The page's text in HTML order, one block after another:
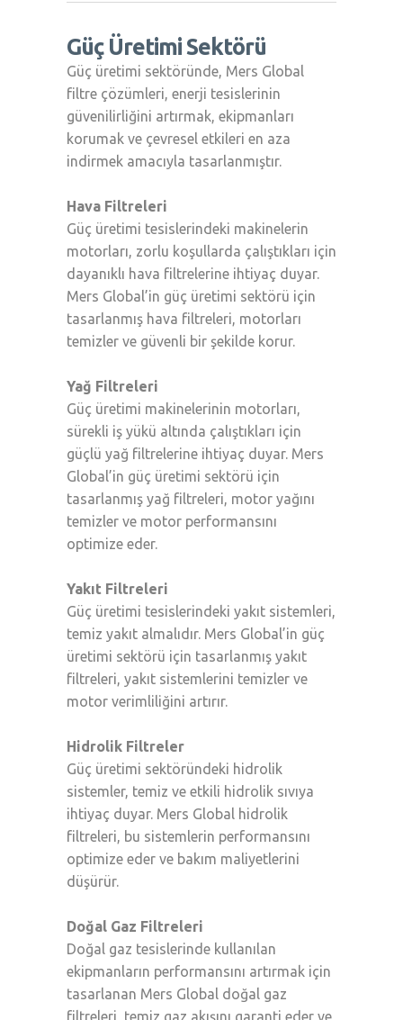
Güç Üretimi Sektörü
Güç üretimi sektöründe, Mers Global
filtre çözümleri, enerji tesislerinin
güvenilirliğini artırmak, ekipmanları
korumak ve çevresel etkileri en aza
indirmek amacıyla tasarlanmıştır.
Hava Filtreleri
Güç üretimi tesislerindeki makinelerin
motorları, zorlu koşullarda çalıştıkları için
dayanıklı hava filtrelerine ihtiyaç duyar.
Mers Global’in güç üretimi sektörü için
tasarlanmış hava filtreleri, motorları
temizler ve güvenli bir şekilde korur.
Yağ Filtreleri
Güç üretimi makinelerinin motorları,
sürekli iş yükü altında çalıştıkları için
güçlü yağ filtrelerine ihtiyaç duyar. Mers
Global’in güç üretimi sektörü için
tasarlanmış yağ filtreleri, motor yağını
temizler ve motor performansını
optimize eder.
Yakıt Filtreleri
Güç üretimi tesislerindeki yakıt sistemleri,
temiz yakıt almalıdır. Mers Global’in güç
üretimi sektörü için tasarlanmış yakıt
filtreleri, yakıt sistemlerini temizler ve
motor verimliliğini artırır.
Hidrolik Filtreler
Güç üretimi sektöründeki hidrolik
sistemler, temiz ve etkili hidrolik sıvıya
ihtiyaç duyar. Mers Global hidrolik
filtreleri, bu sistemlerin performansını
optimize eder ve bakım maliyetlerini
düşürür.
Doğal Gaz Filtreleri
Doğal gaz tesislerinde kullanılan
ekipmanların performansını artırmak için
tasarlanan Mers Global doğal gaz
filtreleri, temiz gaz akışını garanti eder ve